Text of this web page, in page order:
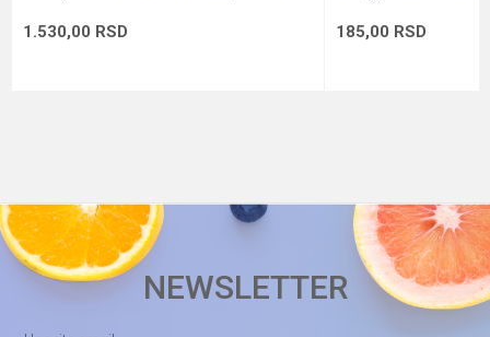
1.530,00 RSD 185,00 RSD
NEWSLETTER